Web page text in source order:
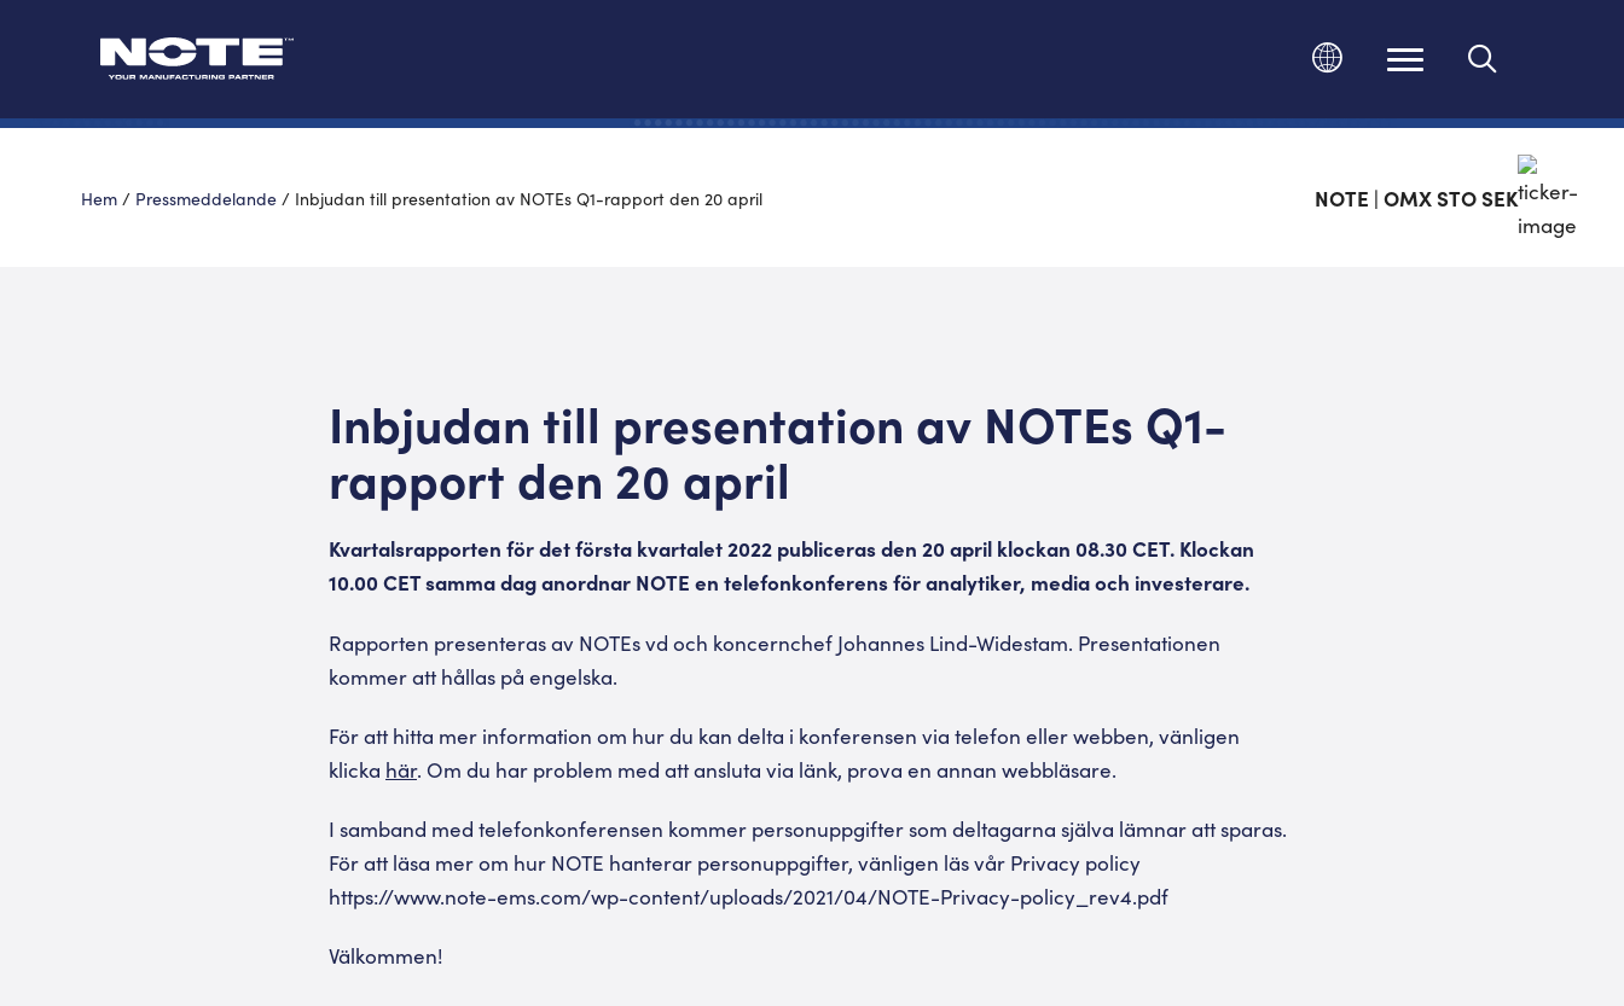
Ändra språk
Hem / Pressmeddelande / Inbjudan till presentation av NOTEs Q1-rapport den 20 april NOTE | OMX STO SEK
Inbjudan till presentation av NOTEs Q1-
rapport den 20 april
Kvartalsrapporten för det första kvartalet 2022 publiceras den 20 april klockan 08.30 CET. Klockan
10.00 CET samma dag anordnar NOTE en telefonkonferens för analytiker, media och investerare.
Rapporten presenteras av NOTEs vd och koncernchef Johannes Lind-Widestam. Presentationen
kommer att hållas på engelska.
För att hitta mer information om hur du kan delta i konferensen via telefon eller webben, vänligen
klicka här. Om du har problem med att ansluta via länk, prova en annan webbläsare.
I samband med telefonkonferensen kommer personuppgifter som deltagarna själva lämnar att sparas.
För att läsa mer om hur NOTE hanterar personuppgifter, vänligen läs vår Privacy policy
https://www.note-ems.com/wp-content/uploads/2021/04/NOTE-Privacy-policy_rev4.pdf
Välkommen!